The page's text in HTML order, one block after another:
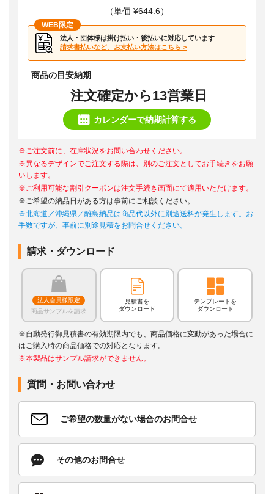
（単価 ¥644.6）
WEB限定
法人・団体様は掛け払い・後払いに対応しています
請求書払いなど、お支払い方法はこちら >
商品の目安納期
注文確定から13営業日
カレンダーで納期計算する
※ご注文前に、在庫状況をお問い合わせください。
※異なるデザインでご注文する際は、別のご注文としてお手続きをお願
いします。
※ご利用可能な割引クーポンは注文手続き画面にて適用いただけます。
※ご希望の納品日がある方は事前にご相談ください。
※北海道／沖縄県／離島納品は商品代以外に別途送料が発生します。お
手数ですが、事前に別途見積をお問合せください。
請求・ダウンロード
法人会員様限定
商品サンプルを請求
見積書を
ダウンロード
テンプレートを
ダウンロード
※自動発行御見積書の有効期限内でも、商品価格に変動があった場合に
はご購入時の商品価格での対応となります。
※本製品はサンプル請求ができません。
質問・お問い合わせ
ご希望の数量がない場合のお問合せ
その他のお問合せ